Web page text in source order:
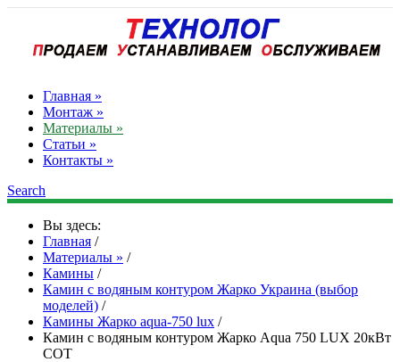
Главная »
Монтаж »
Материалы »
Статьи »
Контакты »
Search
Вы здесь:
Главная /
Материалы » /
Камины /
Камин с водяным контуром Жарко Украина (выбор
моделей) /
Камины Жарко aqua-750 lux /
Камин с водяным контуром Жарко Aqua 750 LUX 20кВт
СОТ